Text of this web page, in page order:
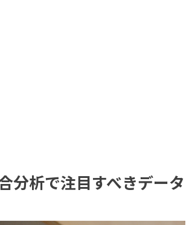
分析で注目すべきデータ